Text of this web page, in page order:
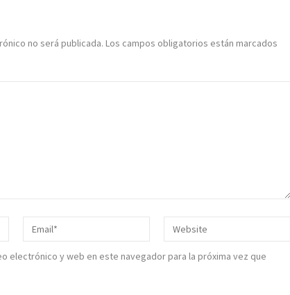
no será publicada. Los campos obligatorios están marcados
electrónico y web en este navegador para la próxima vez que